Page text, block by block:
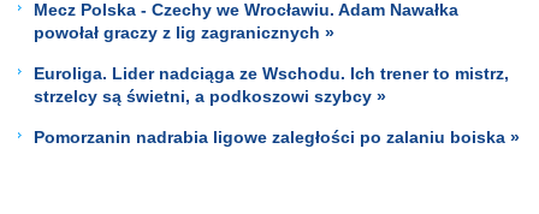
Mecz Polska - Czechy we Wrocławiu. Adam Nawałka
powołał graczy z lig zagranicznych »
Euroliga. Lider nadciąga ze Wschodu. Ich trener to mistrz,
strzelcy są świetni, a podkoszowi szybcy »
Pomorzanin nadrabia ligowe zaległości po zalaniu boiska »